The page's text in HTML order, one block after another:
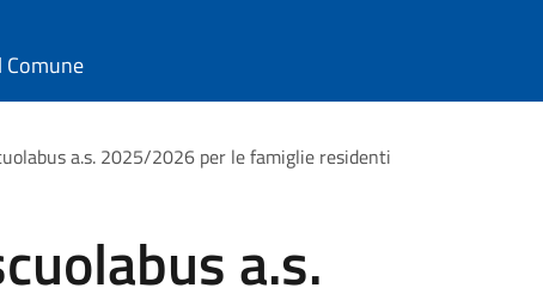
Comune
a.s. 2025/2026 per le famiglie residenti
a.s.